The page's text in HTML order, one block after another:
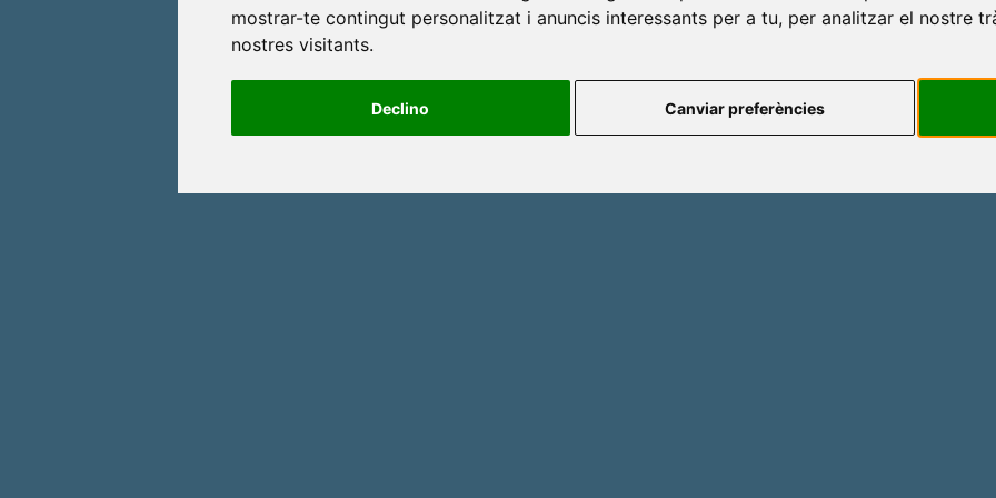
mostrar-te contingut personalitzat i anuncis interessants per a tu, per analitzar el nostre
nostres visitants.
Declino Canviar preferències